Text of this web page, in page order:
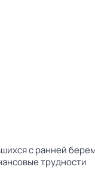
с ранней
трудности